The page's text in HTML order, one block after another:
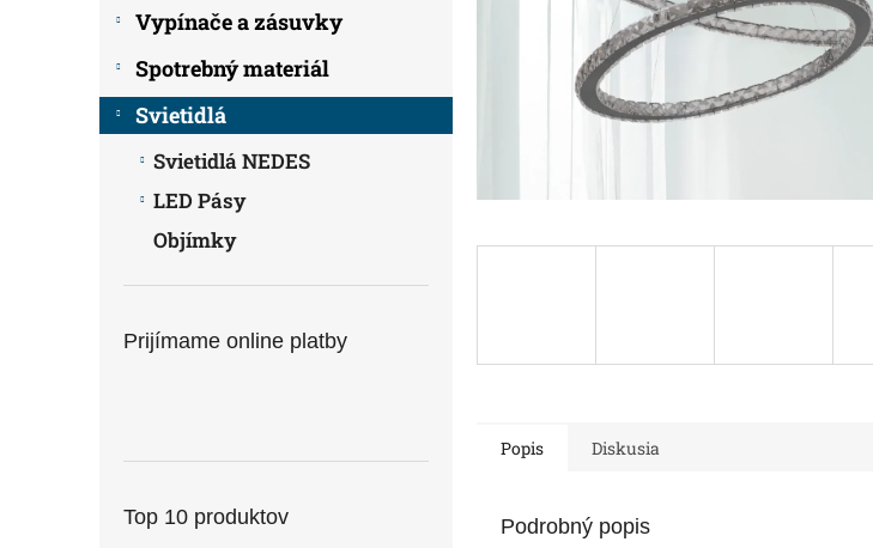
Vypínače a zásuvky
Spotrebný materiál
Svietidlá
Svietidlá NEDES
LED Pásy
Objímky
Prijímame online platby
Top 10 produktov
Popis Diskusia
Podrobný popis